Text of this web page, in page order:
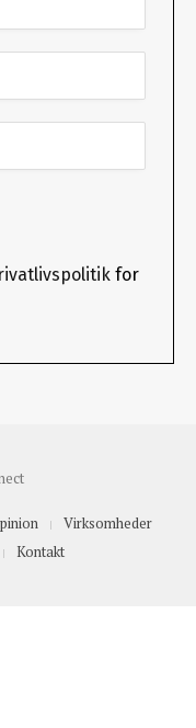
for
Virksomheder
Kontakt